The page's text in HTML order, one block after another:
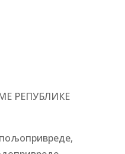
РЕПУБЛИКЕ